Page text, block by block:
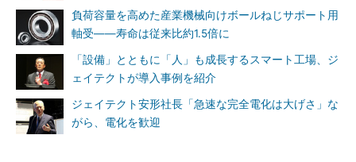
負荷容量を高めた産業機械向けボールねじサポート用
軸受――寿命は従来比約1.5倍に
「設備」とともに「人」も成長するスマート工場、ジ
ェイテクトが導入事例を紹介
ジェイテクト安形社長「急速な完全電化は大げさ」な
がら、電化を歓迎